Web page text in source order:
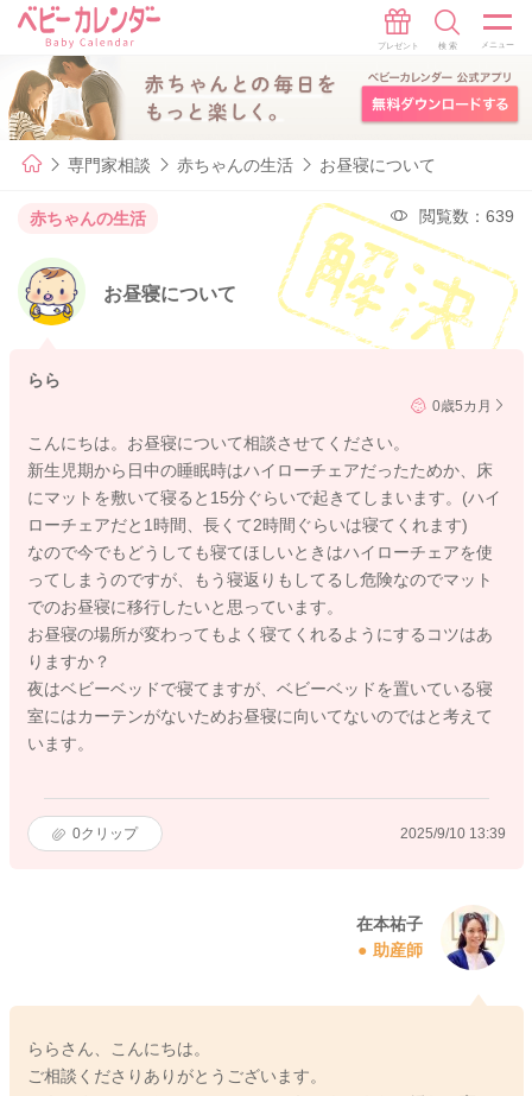
専門家相談 赤ちゃんの生活 お昼寝について
赤ちゃんの生活 閲覧数：639
お昼寝について
らら
0歳5カ月
こんにちは。お昼寝について相談させてください。
新生児期から日中の睡眠時はハイローチェアだったためか、床
にマットを敷いて寝ると15分ぐらいで起きてしまいます。(ハイ
ローチェアだと1時間、長くて2時間ぐらいは寝てくれます)
なので今でもどうしても寝てほしいときはハイローチェアを使
ってしまうのですが、もう寝返りもしてるし危険なのでマット
でのお昼寝に移行したいと思っています。
お昼寝の場所が変わってもよく寝てくれるようにするコツはあ
りますか？
夜はベビーベッドで寝てますが、ベビーベッドを置いている寝
室にはカーテンがないためお昼寝に向いてないのではと考えて
います。
0クリップ 2025/9/10 13:39
在本祐子
助産師
ららさん、こんにちは。
ご相談くださりありがとうございます。